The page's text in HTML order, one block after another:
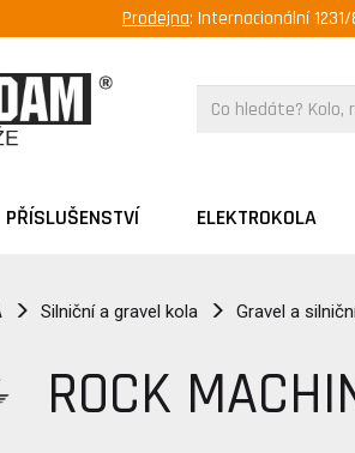
Prodejna: Internacionální
PŘÍSLUŠENSTVÍ ELEKTROKOLA
Silniční a gravel kola Gravel a
ROCK